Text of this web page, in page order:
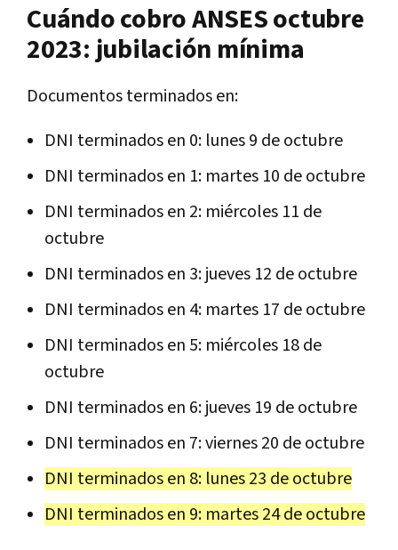
Cuándo cobro ANSES octubre
2023: jubilación mínima
Documentos terminados en:
DNI terminados en 0: lunes 9 de octubre
DNI terminados en 1: martes 10 de octubre
DNI terminados en 2: miércoles 11 de
octubre
DNI terminados en 3: jueves 12 de octubre
DNI terminados en 4: martes 17 de octubre
DNI terminados en 5: miércoles 18 de
octubre
DNI terminados en 6: jueves 19 de octubre
DNI terminados en 7: viernes 20 de octubre
DNI terminados en 8: lunes 23 de octubre
DNI terminados en 9: martes 24 de octubre